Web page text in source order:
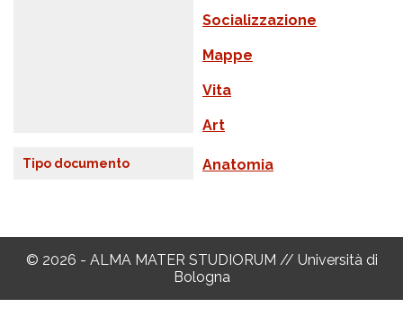
Socializzazione
Mappe
Vita
Art
Tipo documento Anatomia
© 2026 - ALMA MATER STUDIORUM // Università di
Bologna